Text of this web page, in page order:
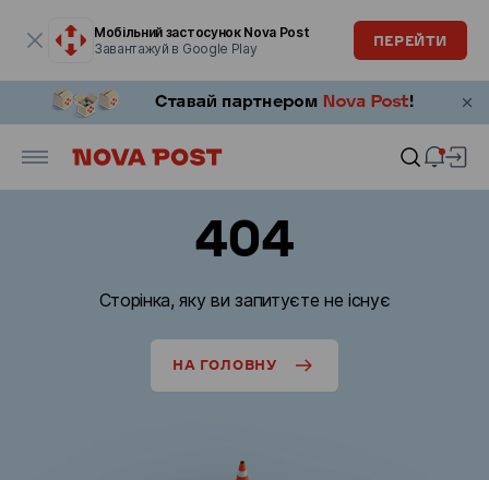
Мобільний застосунок Nova Post
Завантажуй в Google Play
ПЕРЕЙТИ
404
Сторінка, яку ви запитуєте не існує
НА ГОЛОВНУ